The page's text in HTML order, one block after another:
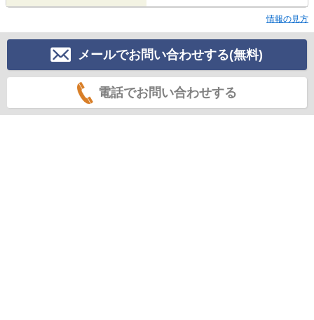
情報の見方
メールでお問い合わせする(無料)
電話でお問い合わせする